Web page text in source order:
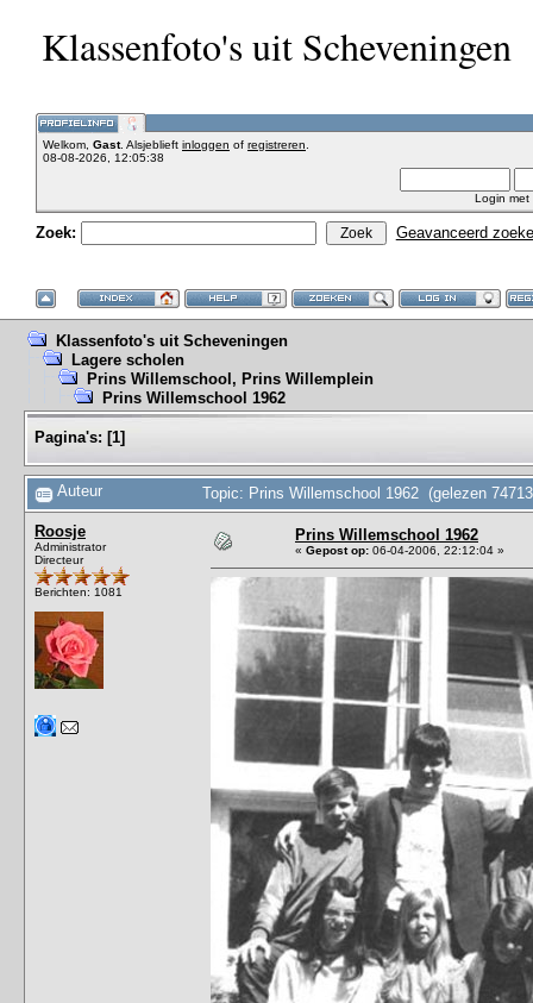
Klassenfoto's uit Scheveningen
Welkom, Gast. Alsjeblieft inloggen of registreren
08-08-2026, 12:05:38
Login met
Zoek: Geavanceerd
Klassenfoto's uit Scheveningen
Lagere scholen
Prins Willemschool, Prins Willemplein
Prins Willemschool 1962
Pagina's: [1]
Auteur Topic: Prins Willemschool 1962 (gelezen
Roosje
Administrator
Directeur
Berichten: 1081
Prins Willemschool 1962
« Gepost op: 06-04-2006, 22:12:04 »